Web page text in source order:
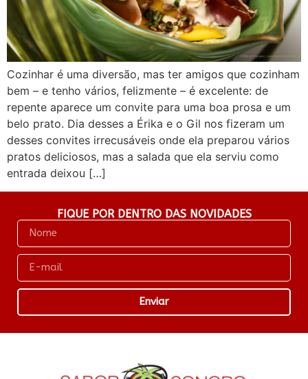
Cozinhar é uma diversão, mas ter amigos que cozinham
bem – e tenho vários, felizmente – é excelente: de
repente aparece um convite para uma boa prosa e um
belo prato. Dia desses a Érika e o Gil nos fizeram um
desses convites irrecusáveis onde ela preparou vários
pratos deliciosos, mas a salada que ela serviu como
entrada deixou […]
FIQUE POR DENTRO DAS NOVIDADES
Enviar